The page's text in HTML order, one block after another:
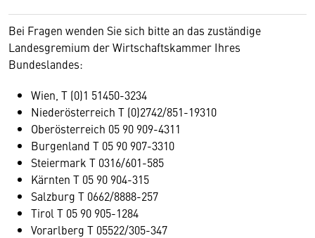
Bei Fragen wenden Sie sich bitte an das zuständige
Landesgremium der Wirtschaftskammer Ihres
Bundeslandes:
Wien, T (0)1 51450-3234
Niederösterreich T (0)2742/851-19310
Oberösterreich 05 90 909-4311
Burgenland T 05 90 907-3310
Steiermark T 0316/601-585
Kärnten T 05 90 904-315
Salzburg T 0662/8888-257
Tirol T 05 90 905-1284
Vorarlberg T 05522/305-347